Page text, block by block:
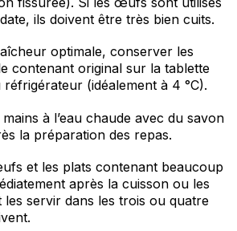
ils doivent être très bien cuits.
optimale, conserver les
contenant original sur la tablette
réfrigérateur (idéalement à 4 °C).
à l’eau chaude avec du savon
la préparation des repas.
et les plats contenant beaucoup
après la cuisson ou les
les servir dans les trois ou quatre